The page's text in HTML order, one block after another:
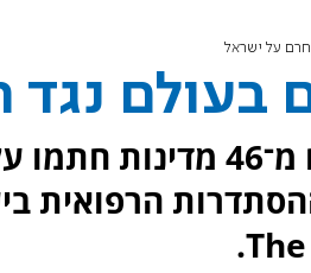
יותר מ־5,000 רופאים
הרפואית